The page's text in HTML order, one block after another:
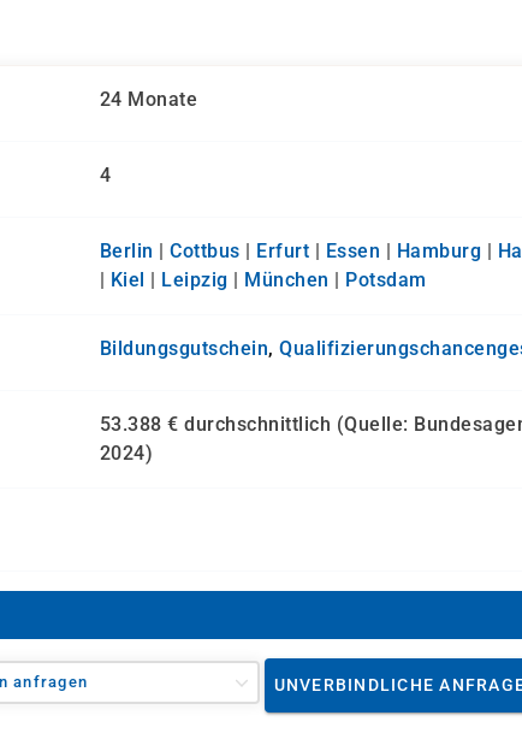
24 Monate
4
Berlin | Cottbus | Erfurt | Essen | Hamburg |
| Kiel | Leipzig | München | Potsdam
Bildungsgutschein,
53.388 € durchschnittlich (Quelle:
2024)
anfragen UNVERBINDLICHE